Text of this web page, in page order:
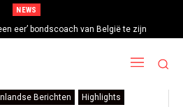
NEWS
eer’ bondscoach van België te zijn
Berichten Highlights